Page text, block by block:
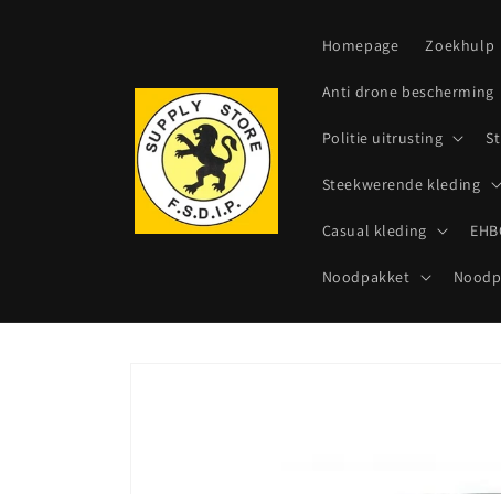
Homepage Zoekhulp
Anti drone bescherming
Politie uitrusting
Steekwerende kleding
Casual kleding
Noodpakket